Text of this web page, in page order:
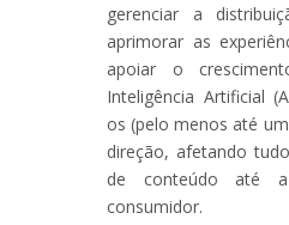
gerenciar a
aprimorar as
apoiar o
Inteligência Artificial
os (pelo menos até
direção, afetando
de conteúdo até a
consumidor.